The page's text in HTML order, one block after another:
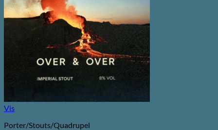
Vis
Porter/Stouts/Quadrupel